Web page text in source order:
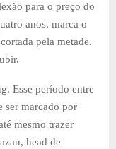
para o preço do
anos, marca o
pela metade.
Esse período entre
ser marcado por
mesmo trazer
head de